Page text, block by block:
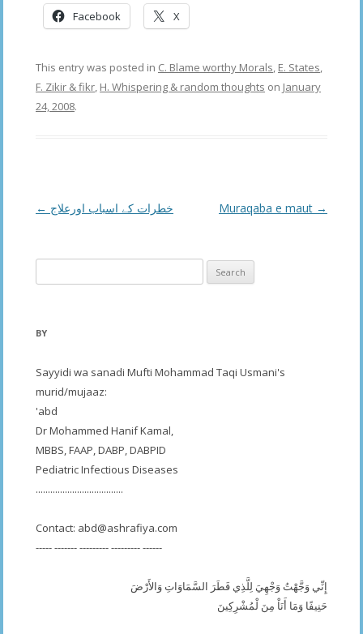
Facebook X
This entry was posted in C. Blame worthy Morals, E. States,
F. Zikir & fikr, H. Whispering & random thoughts on January
24, 2008.
Post
← خطرات کے اسباب اورعلاج Muraqaba e maut →
for:
BY
Sayyidi wa sanadi Mufti Mohammad Taqi Usmani's
murid/mujaaz:
'abd
Dr Mohammed Hanif Kamal,
MBBS, FAAP, DABP, DABPID
Pediatric Infectious Diseases
....................................
Contact: abd@ashrafiya.com
----- ------- --------- --------- ------
إِنِّي وَجَّهْتُ وَجْهِيَ لِلَّذِي فَطَرَ السَّمَاوَاتِ وَالأَرْضَ
حَنِيفًا وَمَا أَنَاْ مِنَ لْمُشْرِكِينَ